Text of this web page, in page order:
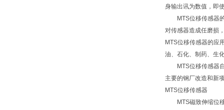
身输出讯为数值，即
MTS位移传感器的
对传感器造成任磨损
MTS位移传感器的应
油、石化、制药、生
MTS位移传感器自
主要的钢厂改造和新
MTS位移传感器
MTS磁致伸缩位移